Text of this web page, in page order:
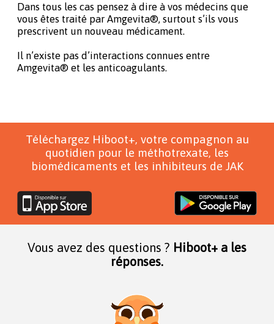
Dans tous les cas pensez à dire à vos médecins que
vous êtes traité par Amgevita®, surtout s’ils vous
prescrivent un nouveau médicament.
Il n’existe pas d’interactions connues entre
Amgevita® et les anticoagulants.
Téléchargez Hiboot+, votre compagnon au
quotidien pour le méthotrexate, les
biomédicaments et les inhibiteurs de JAK
Vous avez des questions ? Hiboot+ a les
réponses.